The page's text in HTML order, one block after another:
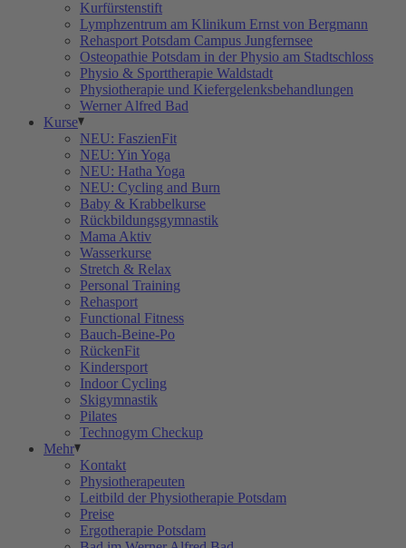
Kurfürstenstift
Lymphzentrum am Klinikum Ernst von Bergmann
Rehasport Potsdam Campus Jungfernsee
Osteopathie Potsdam in der Physio am Stadtschloss
Physio & Sporttherapie Waldstadt
Physiotherapie und Kiefergelenksbehandlungen
Werner Alfred Bad
Kurse
NEU: FaszienFit
NEU: Yin Yoga
NEU: Hatha Yoga
NEU: Cycling and Burn
Baby & Krabbelkurse
Rückbildungsgymnastik
Mama Aktiv
Wasserkurse
Stretch & Relax
Personal Training
Rehasport
Functional Fitness
Bauch-Beine-Po
RückenFit
Kindersport
Indoor Cycling
Skigymnastik
Pilates
Technogym Checkup
Mehr
Kontakt
Physiotherapeuten
Leitbild der Physiotherapie Potsdam
Preise
Ergotherapie Potsdam